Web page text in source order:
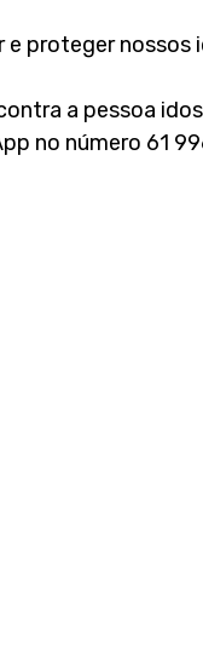
e proteger nossos
a pessoa
no número 61